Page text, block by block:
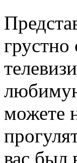
грустно
можете
вас